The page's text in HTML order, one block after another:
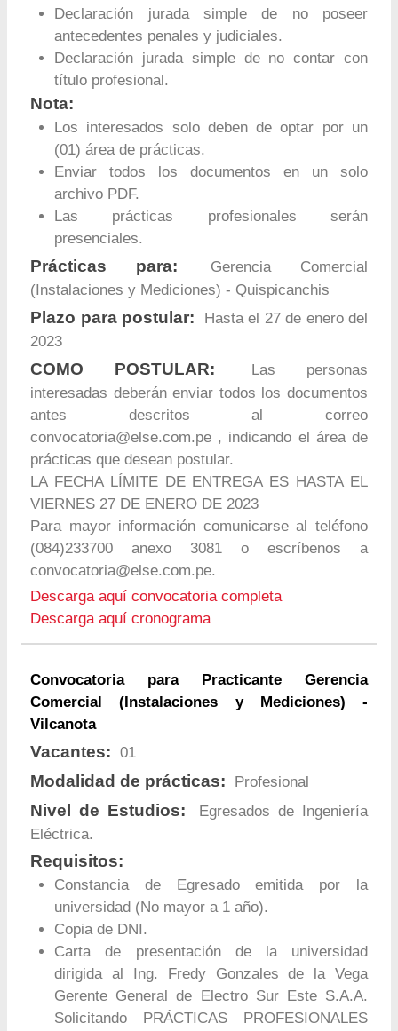
Declaración jurada simple de no poseer
antecedentes penales y judiciales.
Declaración jurada simple de no contar con
título profesional.
Nota:
Los interesados solo deben de optar por un
(01) área de prácticas.
Enviar todos los documentos en un solo
archivo PDF.
Las prácticas profesionales serán
presenciales.
Prácticas para:
Gerencia Comercial
(Instalaciones y Mediciones) - Quispicanchis
Plazo para postular:
Hasta el 27 de enero del
2023
COMO POSTULAR:
Las personas
interesadas deberán enviar todos los documentos
antes descritos al correo
convocatoria@else.com.pe , indicando el área de
prácticas que desean postular.
LA FECHA LÍMITE DE ENTREGA ES HASTA EL
VIERNES 27 DE ENERO DE 2023
Para mayor información comunicarse al teléfono
(084)233700 anexo 3081 o escríbenos a
convocatoria@else.com.pe.
Descarga aquí convocatoria completa
Descarga aquí cronograma
Convocatoria para Practicante Gerencia
Comercial (Instalaciones y Mediciones) -
Vilcanota
Vacantes: 01
Modalidad de prácticas: Profesional
Nivel de Estudios:
Egresados de Ingeniería
Eléctrica.
Requisitos:
Constancia de Egresado emitida por la
universidad (No mayor a 1 año).
Copia de DNI.
Carta de presentación de la universidad
dirigida al Ing. Fredy Gonzales de la Vega
Gerente General de Electro Sur Este S.A.A.
Solicitando PRÁCTICAS PROFESIONALES